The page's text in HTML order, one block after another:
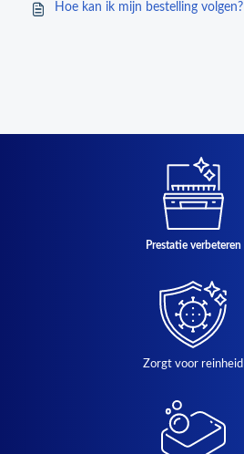
Hoe kan ik mijn bestelling volgen?
Prestatie verbeteren
Zorgt voor reinheid